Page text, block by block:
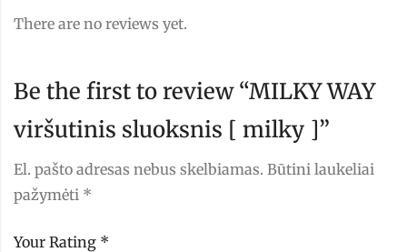
There are no reviews yet.
Be the first to review “MILKY WAY
viršutinis sluoksnis [ milky ]”
El. pašto adresas nebus skelbiamas. Būtini laukeliai
pažymėti *
Your Rating *